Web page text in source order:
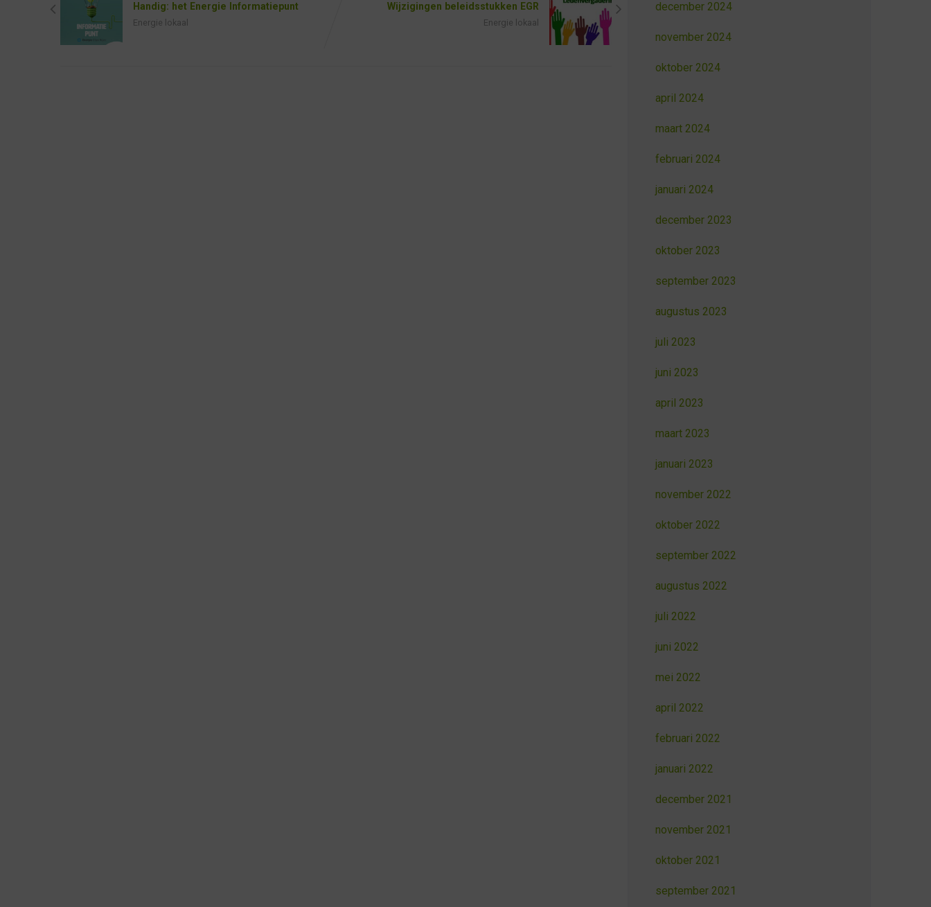
Handig: het Energie Informatiepunt
Energie lokaal
Wijzigingen beleidsstukken EGR
Energie lokaal
december 2024
november 2024
oktober 2024
april 2024
maart 2024
februari 2024
januari 2024
december 2023
oktober 2023
september 2023
augustus 2023
juli 2023
juni 2023
april 2023
maart 2023
januari 2023
november 2022
oktober 2022
september 2022
augustus 2022
juli 2022
juni 2022
mei 2022
april 2022
februari 2022
januari 2022
december 2021
november 2021
oktober 2021
september 2021